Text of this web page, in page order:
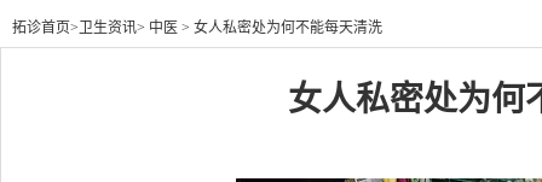
拓诊首页> 卫生资讯> 中医 > 女人私密处为何不能每天清洗
女人私密处为何